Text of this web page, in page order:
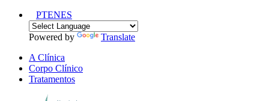
PTENES
Powered by
Translate
A Clínica
Corpo Clínico
Tratamentos